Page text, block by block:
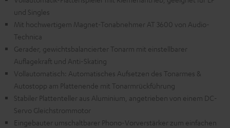
und Singles
Mit hochwertigem Magnet-Tonabnehmer AT 3600 von Audio-
Technica
Gerader, gewichtsbalancierter Tonarm mit einstellbarer
Auflagekraft und Anti-Skating
Vollautomatisch: Automatisches Aufsetzen des Tonarmes &
Autostopp am Plattenende mit Tonarmrückführung
Stabiler Plattenteller aus Aluminium, angetrieben von einem DC-
Servo Gleichstrommotor
Eingebauter umschaltbarer Phono-Vorverstärker zum einfachen